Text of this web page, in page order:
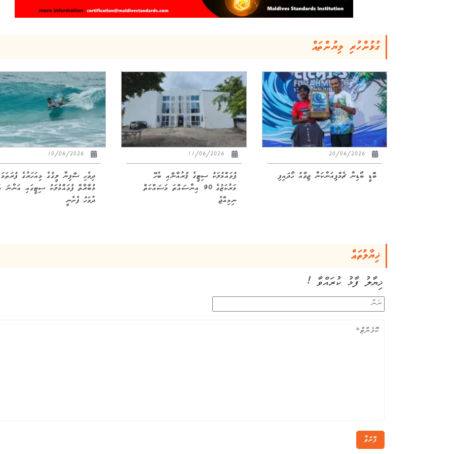
ގުޅުންހުރި ލިޔުންތައް
20/06/2026
ބޮޑީ ބޯޑިން ޗެމްޕިއަންކަން ޖިވާއު ހޯދައިފި
ފުވައްމުލަކު ސިޓީގެ ޤުރުއާނާއި ބެހޭ
މަރުކަޒުގެ 90 އިންސައްތަ މަސައްކަތް
ނިމިއްޖެ
10/06/2026
ދިވެހި ސާފިން ލީގުގެ މިއަހަރުގެ ފުރަތަމަ
މުބާރާތް ފުވައްމުލަކު ސިޓީގައި އަންނަ
ދުވަހު ފެށެނީ
ޚިޔާލުތައް
ޚިޔާލު ފާޅު ކުރައްވާ !
ފޮނުވާ